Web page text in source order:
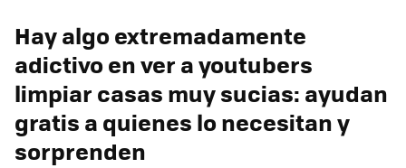
Hay algo extremadamente
adictivo en ver a youtubers
limpiar casas muy sucias: ayudan
gratis a quienes lo necesitan y
sorprenden